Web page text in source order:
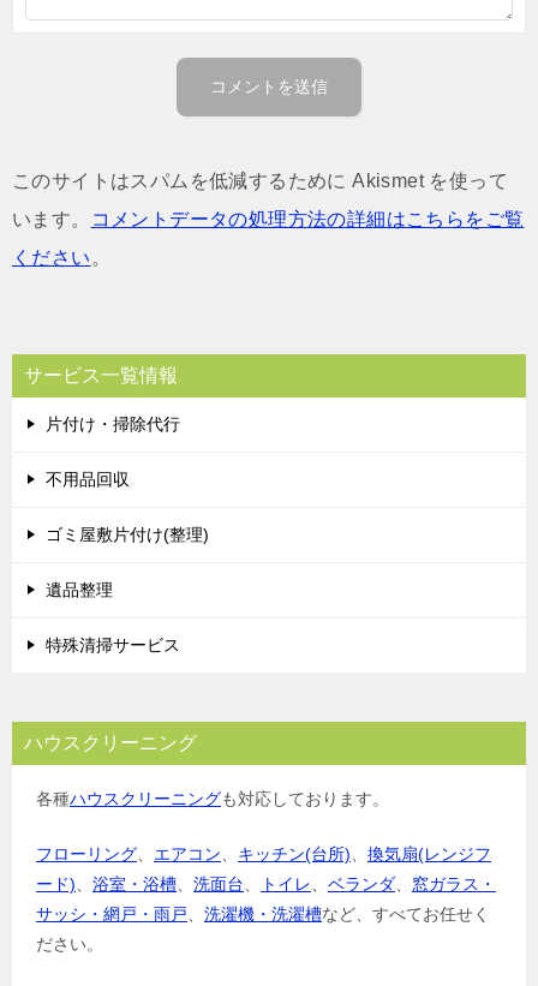
このサイトはスパムを低減するために Akismet を使って
います。
コメントデータの処理方法の詳細はこちらをご覧
ください 。
サービス一覧情報
片付け・掃除代行
不用品回収
ゴミ屋敷片付け(整理)
遺品整理
特殊清掃サービス
ハウスクリーニング
各種ハウスクリーニングも対応しております。
フローリング エアコン キッチン(台所)
換気扇(レンジフ
ード)
浴室・浴槽 洗面台 トイレ ベランダ
窓ガラス・
サッシ・網戸・雨戸
洗濯機・洗濯槽など、すべてお任せく
ださい。